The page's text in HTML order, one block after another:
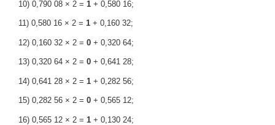
10) 0,790 08 × 2 = 1+ 0,580 16;
11) 0,580 16 × 2 = 1+ 0,160 32;
12) 0,160 32 × 2 = 0+ 0,320 64;
13) 0,320 64 × 2 = 0+ 0,641 28;
14) 0,641 28 × 2 = 1+ 0,282 56;
15) 0,282 56 × 2 = 0+ 0,565 12;
16) 0,565 12 × 2 = 1+ 0,130 24;